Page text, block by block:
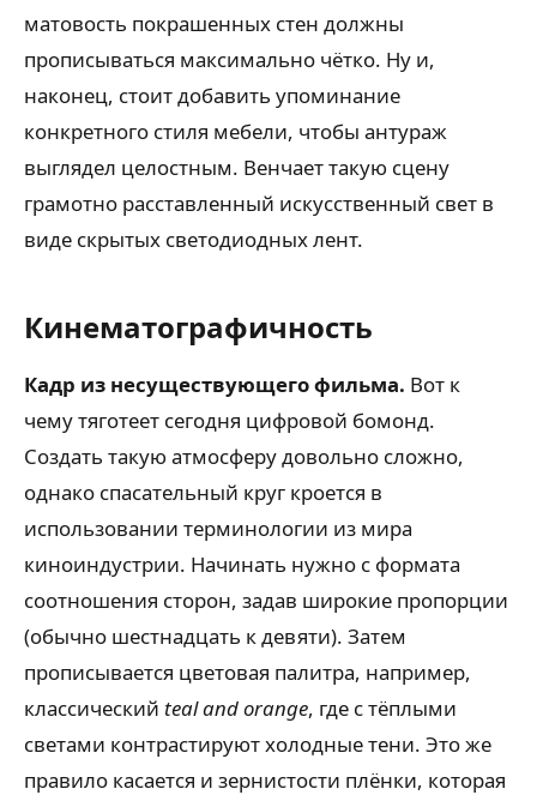
матовость покрашенных стен должны
прописываться максимально чётко. Ну и,
наконец, стоит добавить упоминание
конкретного стиля мебели, чтобы антураж
выглядел целостным. Венчает такую сцену
грамотно расставленный искусственный свет в
виде скрытых светодиодных лент.
Кинематографичность
Кадр из несуществующего фильма. Вот к
чему тяготеет сегодня цифровой бомонд.
Создать такую атмосферу довольно сложно,
однако спасательный круг кроется в
использовании терминологии из мира
киноиндустрии. Начинать нужно с формата
соотношения сторон, задав широкие пропорции
(обычно шестнадцать к девяти). Затем
прописывается цветовая палитра, например,
классический teal and orange, где с тёплыми
светами контрастируют холодные тени. Это же
правило касается и зернистости плёнки, которая